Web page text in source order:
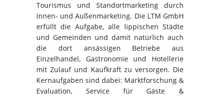
Tourismus und Standortmarketing durch
Innen- und Außenmarketing. Die LTM GmbH
erfüllt die Aufgabe, alle lippischen Städte
und Gemeinden und damit natürlich auch
die dort ansässigen Betriebe aus
Einzelhandel, Gastronomie und Hotellerie
mit Zulauf und Kaufkraft zu versorgen. Die
Kernaufgaben sind dabei: Marktforschung &
Evaluation, Service für Gäste &